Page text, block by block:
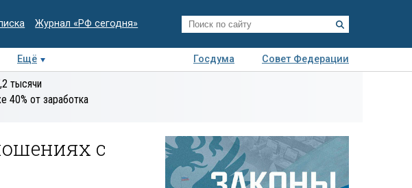
Журнал «РФ сегодня»
Ещё Госдума
Совет Федерации
экспертиза
тысячи
40% от заработка
с